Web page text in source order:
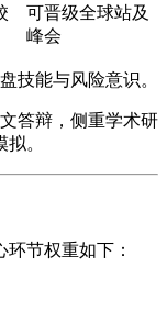
可晋级全球站及
峰会
技能与风险意识。
答辩，侧重学术研
。
节权重如下：